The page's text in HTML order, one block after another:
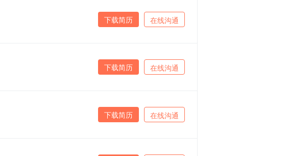
在线沟通
下载简历
在线沟通
下载简历
在线沟通
下载简历